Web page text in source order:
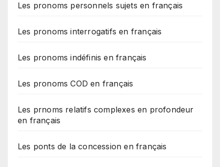
Les pronoms personnels sujets en français
Les pronoms interrogatifs en français
Les pronoms indéfinis en français
Les pronoms COD en français
Les prnoms relatifs complexes en profondeur
en français
Les ponts de la concession en français